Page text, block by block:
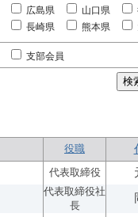
広島県 山口県
長崎県 熊本県
支部会員
役職
代表取締役
代表取締役社
長